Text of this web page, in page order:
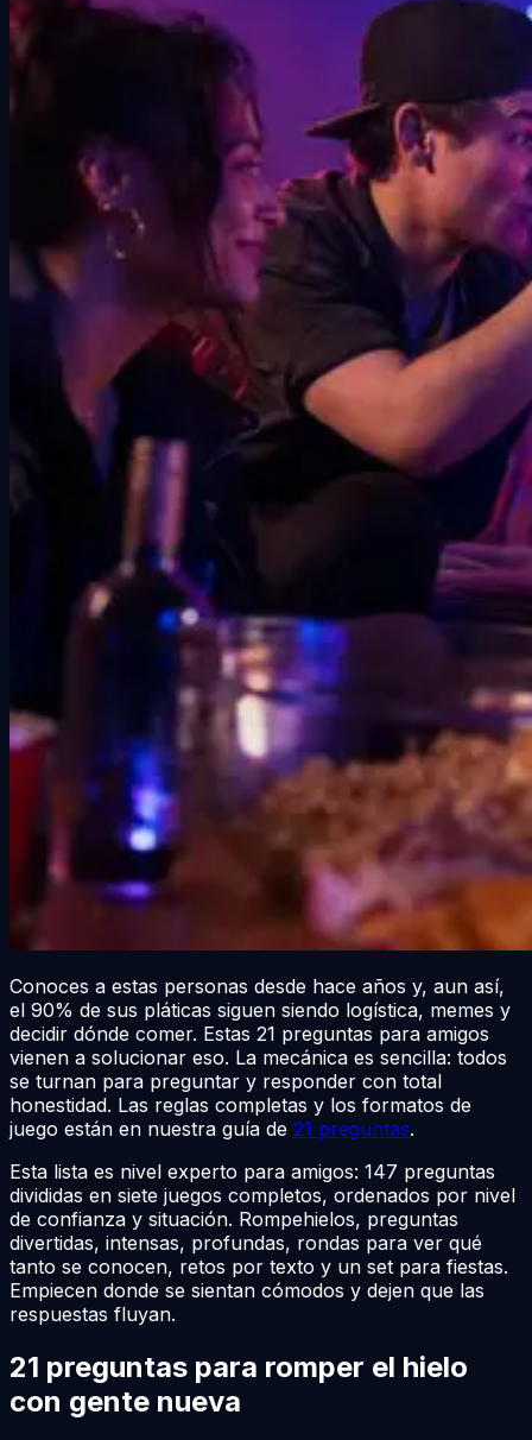
Conoces a estas personas desde hace años y, aun así,
el 90% de sus pláticas siguen siendo logística, memes y
decidir dónde comer. Estas 21 preguntas para amigos
vienen a solucionar eso. La mecánica es sencilla: todos
se turnan para preguntar y responder con total
honestidad. Las reglas completas y los formatos de
juego están en nuestra guía de 21 preguntas.
Esta lista es nivel experto para amigos: 147 preguntas
divididas en siete juegos completos, ordenados por nivel
de confianza y situación. Rompehielos, preguntas
divertidas, intensas, profundas, rondas para ver qué
tanto se conocen, retos por texto y un set para fiestas.
Empiecen donde se sientan cómodos y dejen que las
respuestas fluyan.
21 preguntas para romper el hielo
con gente nueva